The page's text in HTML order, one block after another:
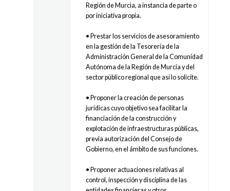
Región de Murcia, a instancia de parte o
por iniciativa propia.
• Prestar los servicios de asesoramiento
en la gestión de la Tesorería de la
Administración General de la Comunidad
Autónoma de la Región de Murcia y del
sector público regional que así lo solicite.
• Proponer la creación de personas
jurídicas cuyo objetivo sea facilitar la
financiación de la construcción y
explotación de infraestructuras públicas,
previa autorización del Consejo de
Gobierno, en el ámbito de sus funciones.
• Proponer actuaciones relativas al
control, inspección y disciplina de las